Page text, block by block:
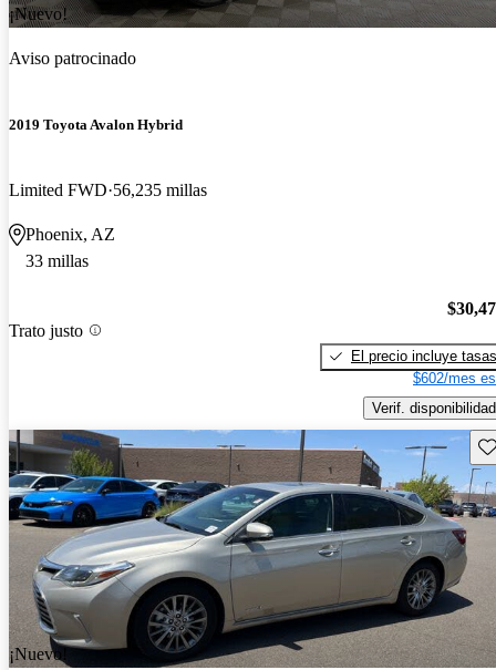
¡Nuevo!
Aviso patrocinado
2019 Toyota Avalon Hybrid
Limited FWD 56,235 millas
Phoenix, AZ
33 millas
Trato justo
El precio incluye tasas
$602/mes
Verif. disponibilidad
¡Nuevo!